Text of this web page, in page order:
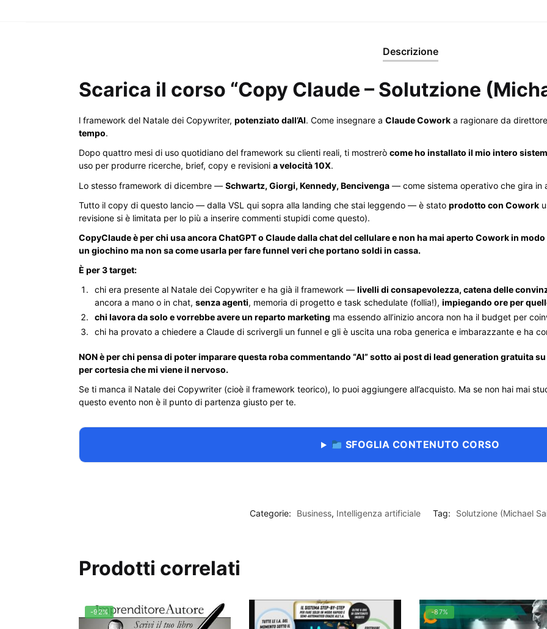
Descrizione
Scarica il corso “Copy Claude – Solutzione
l framework del Natale dei Copywriter, potenziato dall’AI. Come insegnare a Claude Coworka ragionare da
tempo.
Dopo quattro mesi di uso quotidiano del framework su clienti reali, ti mostrerò come ho installato il mio intero
uso per produrre ricerche, brief, copy e revisioni a velocità 10X.
Lo stesso framework di dicembre — Schwartz, Giorgi, Kennedy, Bencivenga— come sistema operativo che gira in
Tutto il copy di questo lancio — dalla VSL qui sopra alla landing che stai leggendo — è stato prodotto con Cowork
revisione si è limitata per lo più a inserire commenti stupidi come questo).
CopyClaude è per chi usa ancora ChatGPT o Claude dalla chat del cellulare e non ha mai aperto Cowork in
un giochino ma non sa come usarla per fare funnel veri che portano soldi in cassa.
È per 3 target:
chi era presente al Natale dei Copywriter e ha già il framework — livelli di consapevolezza, catena delle
ancora a mano o in chat, senza agenti, memoria di progetto e task schedulate (follia!), impiegando ore per
chi lavora da solo e vorrebbe avere un reparto marketing ma essendo all’inizio ancora non ha il budget per
chi ha provato a chiedere a Claude di scrivergli un funnel e gli è uscita una roba generica e imbarazzante e ha
NON è per chi pensa di poter imparare questa roba commentando “AI” sotto ai post di lead generation gratuita
per cortesia che mi viene il nervoso.
Se ti manca il Natale dei Copywriter (cioè il framework teorico), lo puoi aggiungere all’acquisto. Ma se non hai mai
questo evento non è il punto di partenza giusto per te.
SFOGLIA CONTENUTO CORSO
Categorie: Business, Intelligenza artificiale Tag: Solutzione (Michael
Prodotti correlati
-92% -87%